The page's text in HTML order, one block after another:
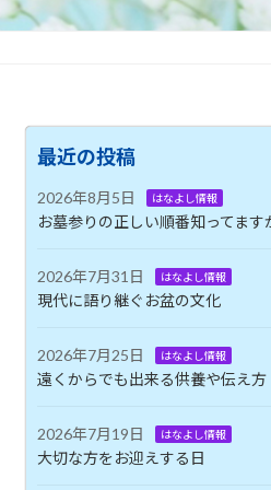
最近の投稿
2026年8月5日 はなよし情報
お墓参りの正しい順番知ってます
2026年7月31日 はなよし情報
現代に語り継ぐお盆の文化
2026年7月25日 はなよし情報
遠くからでも出来る供養や伝え方
2026年7月19日 はなよし情報
大切な方をお迎えする日